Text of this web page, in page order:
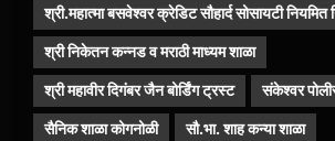
श्री.महात्मा बसवेश्वर क्रेडिट सौहार्द सोसायटी नियमित
श्री निकेतन कन्नड व मराठी माध्यम शाळा
श्री महावीर दिगंबर जैन बोर्डिंग ट्रस्ट संकेश्वर
सैनिक शाळा कोगनोळी सौ.भा. शाह कन्या शाळा